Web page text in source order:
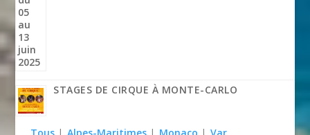
STAGES DE CIRQUE À MONTE-CARLO